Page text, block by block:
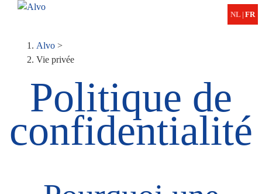
NL | FR
Fil
d'Ariane
Alvo >
Vie privée
Politique de
confidentialité